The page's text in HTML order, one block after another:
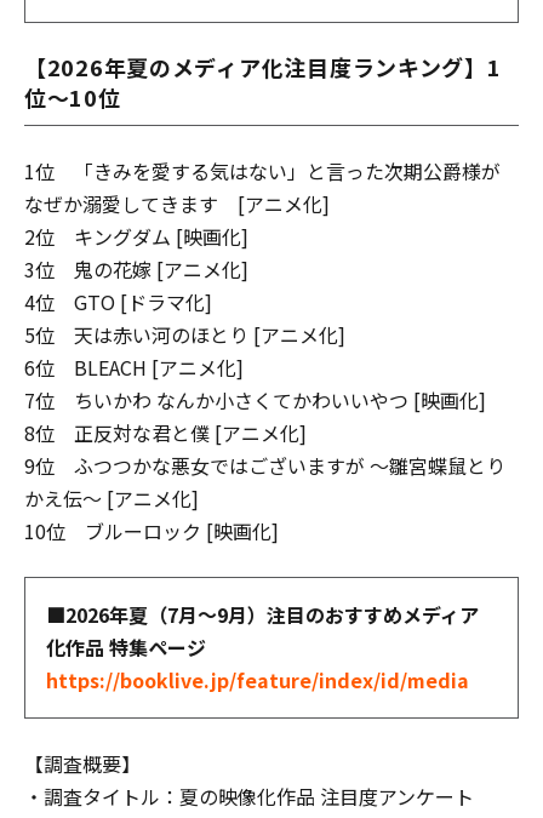
【2026年夏のメディア化注目度ランキング】1
位～10位
1位 「きみを愛する気はない」と言った次期公爵様が
なぜか溺愛してきます [アニメ化]
2位 キングダム [映画化]
3位 鬼の花嫁 [アニメ化]
4位 GTO [ドラマ化]
5位 天は赤い河のほとり [アニメ化]
6位 BLEACH [アニメ化]
7位 ちいかわ なんか小さくてかわいいやつ [映画化]
8位 正反対な君と僕 [アニメ化]
9位 ふつつかな悪女ではございますが ～雛宮蝶鼠とり
かえ伝～ [アニメ化]
10位 ブルーロック [映画化]
■2026年夏（7月～9月）注目のおすすめメディア
化作品 特集ページ
https://booklive.jp/feature/index/id/media
【調査概要】
・調査タイトル：夏の映像化作品 注目度アンケート